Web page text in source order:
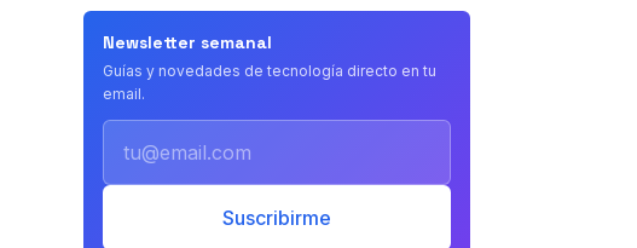
Newsletter semanal
Guías y novedades de tecnología directo en tu
email.
Suscribirme